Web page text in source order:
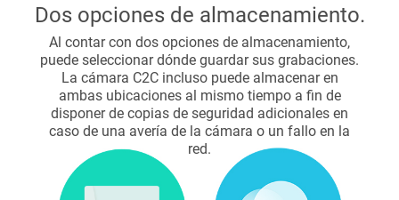
Dos opciones de almacenamiento.
Al contar con dos opciones de almacenamiento,
puede seleccionar dónde guardar sus grabaciones.
La cámara C2C incluso puede almacenar en
ambas ubicaciones al mismo tiempo a fin de
disponer de copias de seguridad adicionales en
caso de una avería de la cámara o un fallo en la
red.